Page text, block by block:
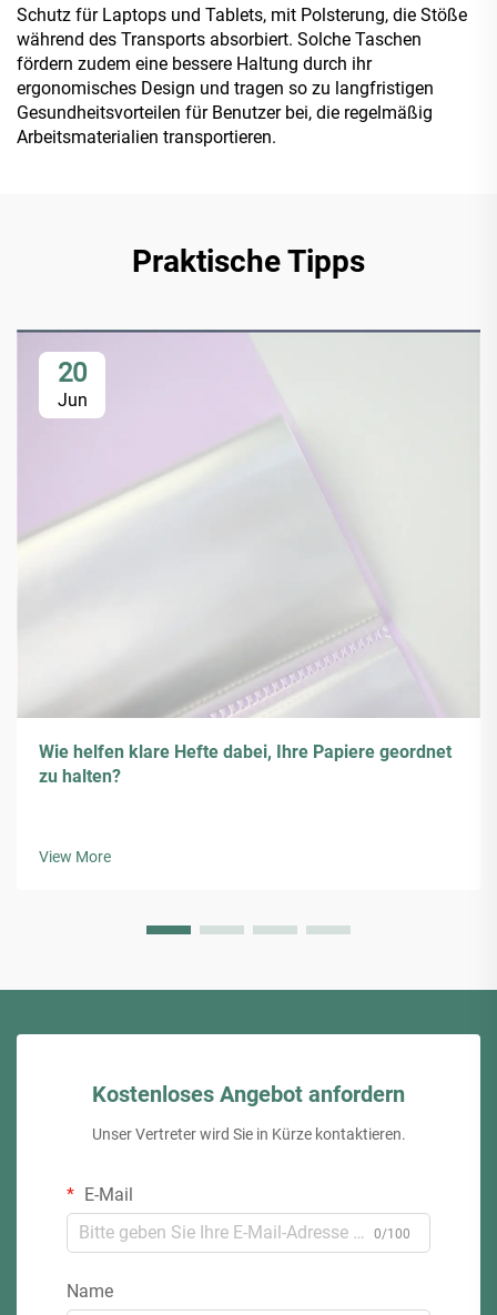
Schutz für Laptops und Tablets, mit Polsterung, die Stöße
während des Transports absorbiert. Solche Taschen
fördern zudem eine bessere Haltung durch ihr
ergonomisches Design und tragen so zu langfristigen
Gesundheitsvorteilen für Benutzer bei, die regelmäßig
Arbeitsmaterialien transportieren.
Praktische Tipps
20
Jun
Wie helfen klare Hefte dabei, Ihre Papiere geordnet
zu halten?
View More
Kostenloses Angebot anfordern
Unser Vertreter wird Sie in Kürze kontaktieren.
E-Mail
0/100
Name